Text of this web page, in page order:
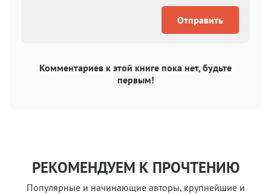
Отправить
Комментариев к этой книге пока нет, будьте
первым!
РЕКОМЕНДУЕМ К ПРОЧТЕНИЮ
Популярные и начинающие авторы, крупнейшие и